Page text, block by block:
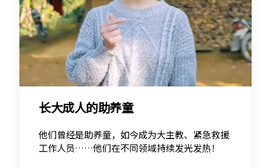
长大成人的助养童
他们曾经是助养童，如今成为大主教、紧急救援
工作人员……他们在不同领域持续发光发热！